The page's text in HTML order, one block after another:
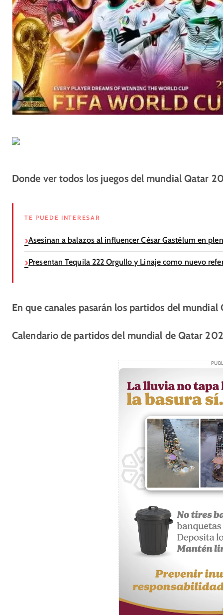
Donde ver todos los juegos del mundial Qatar
TE PUEDE INTERESAR
Asesinan a balazos al influencer César Gastélum en
Presentan Tequila 222 Orgullo y Linaje como nuevo
En que canales pasarán los partidos del
Calendario de partidos del mundial de Qatar